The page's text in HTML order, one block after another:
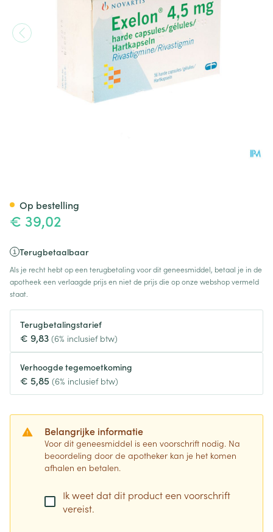
€ 39,02
Terugbetaalbaar
Als je recht hebt op een terugbetaling voor dit geneesmiddel, betaal je in de
apotheek een verlaagde prijs en niet de prijs die op onze webshop vermeld
staat.
Terugbetalingstarief
€ 9,83 (6% inclusief btw)
Verhoogde tegemoetkoming
€ 5,85 (6% inclusief btw)
Belangrijke informatie
Voor dit geneesmiddel is een voorschrift nodig. Na
beoordeling door de apotheker kan je het komen
afhalen en betalen.
Ik weet dat dit product een voorschrift
vereist.
Op bestelling